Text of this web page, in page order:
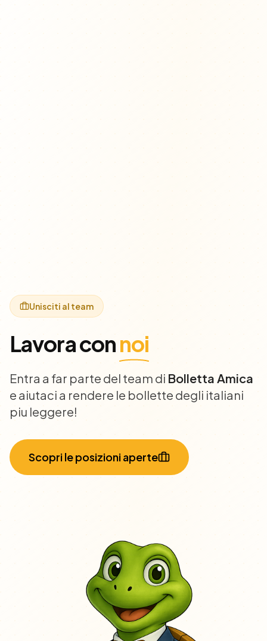
Unisciti al team
Lavora connoi
Entra a far parte del team di Bolletta Amica
e aiutaci a rendere le bollette degli italiani
piu leggere!
Scopri le posizioni aperte